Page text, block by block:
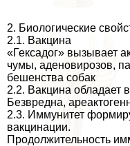
2. Биологические
2.1. Вакцина
«Гексадог» вызывает
чумы, аденовирозов,
бешенства собак
2.2. Вакцина обладает
Безвредна,
2.3. Иммунитет
вакцинации.
Продолжительность